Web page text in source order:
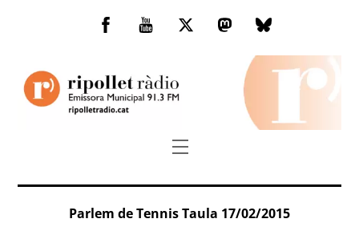
Facebook
You
TwitterMastodonBluesky
Menu
Parlem de Tennis Taula 17/02/2015